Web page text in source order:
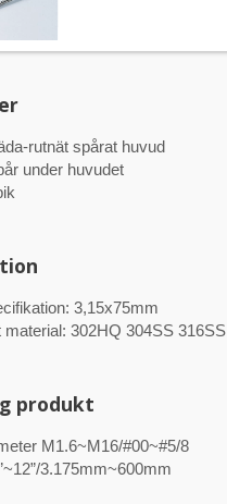
rutnät spårat huvud
under huvudet
3,15x75mm
material: 302HQ 304SS 316SS
produkt
M1.6~M16/#00~#5/8
3.175mm~600mm